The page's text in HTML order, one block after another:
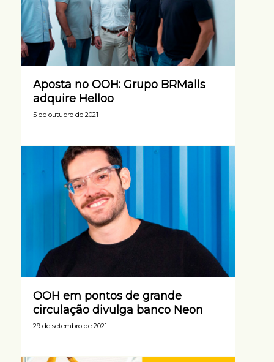
Aposta no OOH: Grupo BRMalls
adquire Helloo
5 de outubro de 2021
OOH em pontos de grande
circulação divulga banco Neon
29 de setembro de 2021